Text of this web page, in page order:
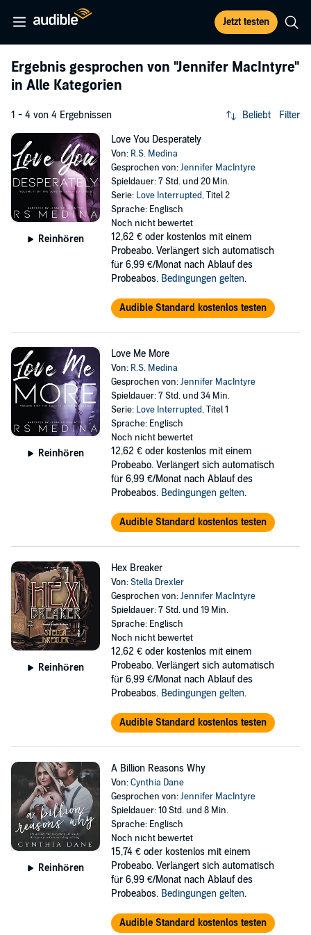
Jetzt testen
Ergebnis gesprochen von "Jennifer MacIntyre"
in Alle Kategorien
1 - 4 von 4 Ergebnissen Beliebt Filter
Reinhören
Love You Desperately
Von: R.S. Medina
Gesprochen von:Jennifer MacIntyre
Spieldauer: 7 Std. und 20 Min.
Serie: Love Interrupted, Titel 2
Sprache: Englisch
Noch nicht bewertet
12,62 € oder kostenlos mit einem
Probeabo. Verlängert sich automatisch
für 6,99 €/Monat nach Ablauf des
Probeabos. Bedingungen gelten.
Audible Standard kostenlos testen
Reinhören
Love Me More
Von: R.S. Medina
Gesprochen von:Jennifer MacIntyre
Spieldauer: 7 Std. und 34 Min.
Serie: Love Interrupted, Titel 1
Sprache: Englisch
Noch nicht bewertet
12,62 € oder kostenlos mit einem
Probeabo. Verlängert sich automatisch
für 6,99 €/Monat nach Ablauf des
Probeabos. Bedingungen gelten.
Audible Standard kostenlos testen
Reinhören
Hex Breaker
Von:Stella Drexler
Gesprochen von:Jennifer MacIntyre
Spieldauer: 7 Std. und 19 Min.
Sprache: Englisch
Noch nicht bewertet
12,62 € oder kostenlos mit einem
Probeabo. Verlängert sich automatisch
für 6,99 €/Monat nach Ablauf des
Probeabos. Bedingungen gelten.
Audible Standard kostenlos testen
Reinhören
A Billion Reasons Why
Von:Cynthia Dane
Gesprochen von:Jennifer MacIntyre
Spieldauer: 10 Std. und 8 Min.
Sprache: Englisch
Noch nicht bewertet
15,74 € oder kostenlos mit einem
Probeabo. Verlängert sich automatisch
für 6,99 €/Monat nach Ablauf des
Probeabos. Bedingungen gelten.
Audible Standard kostenlos testen